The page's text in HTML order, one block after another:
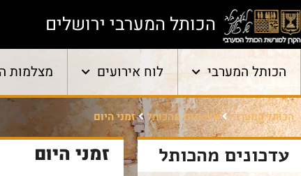
הכותל המערבי ירושלים
הכותל המערבי לוח אירועים מצלמות
הכותל המערבי עדכונים מהכותל זמני היום
עדכונים מהכותל זמני היום